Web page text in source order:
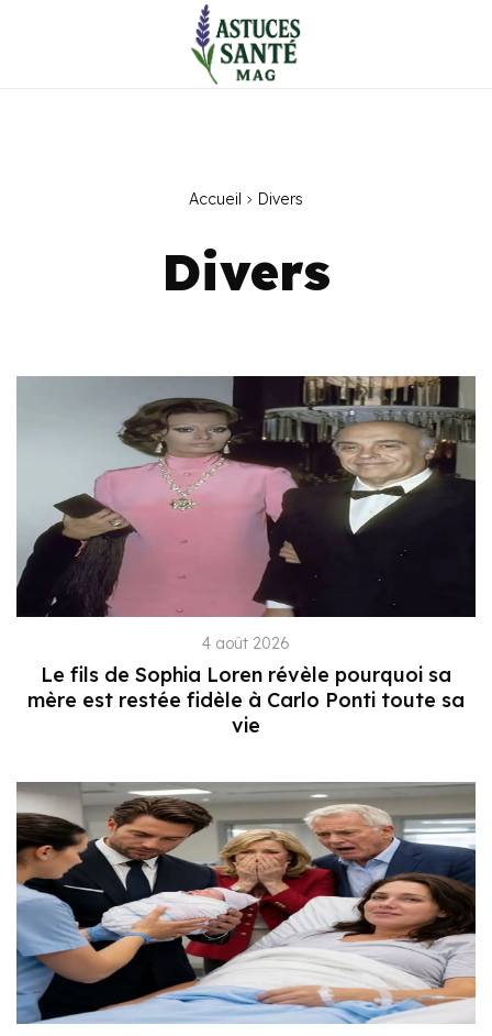
Accueil Divers
Divers
4 août 2026
Le fils de Sophia Loren révèle pourquoi sa
mère est restée fidèle à Carlo Ponti toute sa
vie